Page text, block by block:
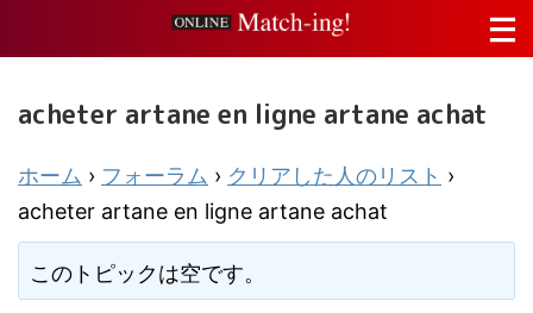
acheter artane en ligne artane achat
ホーム › フォーラム › クリアした人のリスト ›
acheter artane en ligne artane achat
このトピックは空です。